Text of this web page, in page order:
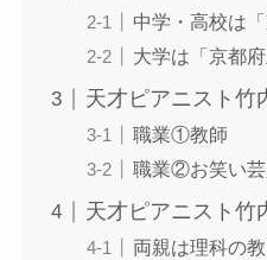
中学・高校は「
大学は「京都府
天才ピアニスト竹
職業①教師
職業②お笑い芸
天才ピアニスト竹
両親は理科の